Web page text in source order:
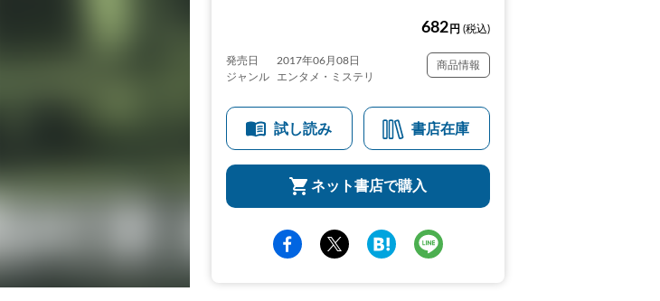
682 円 (税込)
発売日
2017年06月08日
ジャンル
エンタメ・ミステリ
商品情報
試し読み 書店在庫
ネット書店で購入